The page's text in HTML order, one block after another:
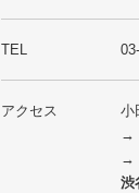
TEL
アクセス
小
→
→
渋